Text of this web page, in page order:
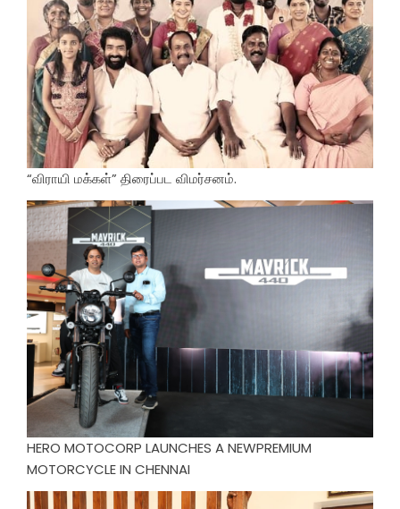
“விராயி மக்கள்” திரைப்பட விமர்சனம்.
HERO MOTOCORP LAUNCHES A NEWPREMIUM
MOTORCYCLE IN CHENNAI